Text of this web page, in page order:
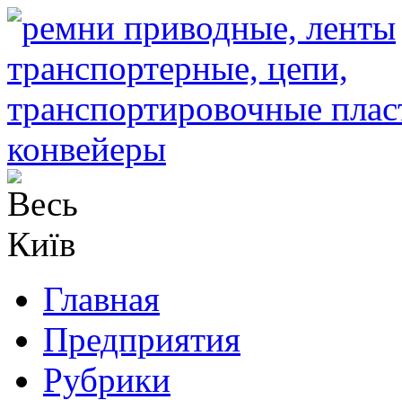
Главная
Предприятия
Рубрики